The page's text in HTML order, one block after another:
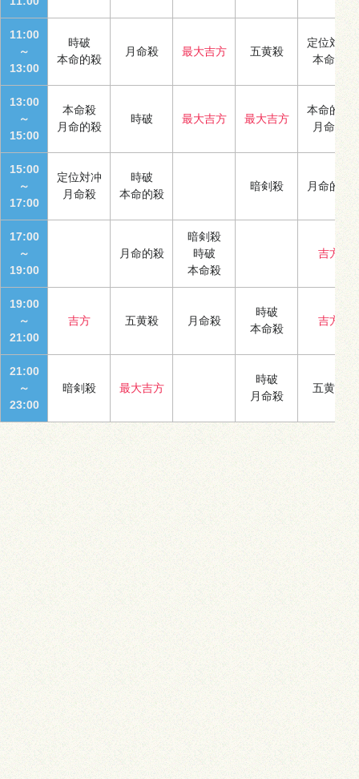
11:00
～
13:00
時破
本命的殺
月命殺 最大吉方 五黄殺
定位対冲
本命殺
13:00
～
15:00
本命殺
月命的殺
時破 最大吉方 最大吉方
本命的殺
月命殺
15:00
～
17:00
定位対冲
月命殺
時破
本命的殺
暗剣殺 月命的殺
17:00
～
19:00
月命的殺
暗剣殺
時破
本命殺
吉方
19:00
～
21:00
吉方 五黄殺 月命殺
時破
本命殺
吉方
21:00
～
23:00
暗剣殺 最大吉方
時破
月命殺
五黄殺